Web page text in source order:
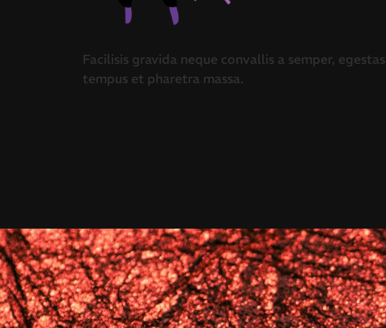
Facilisis gravida neque convallis a semper, egestas
tempus et pharetra massa.